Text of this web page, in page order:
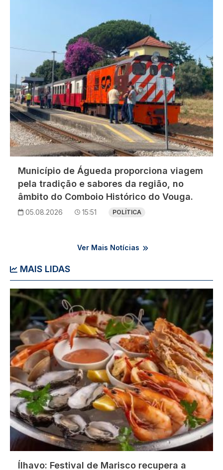
Município de Águeda proporciona viagem
pela tradição e sabores da região, no
âmbito do Comboio Histórico do Vouga.
05.08.2026 15:51 POLÍTICA
Ver Mais Notícias
MAIS LIDAS
Imagem
Ílhavo: Festival de Marisco recupera a